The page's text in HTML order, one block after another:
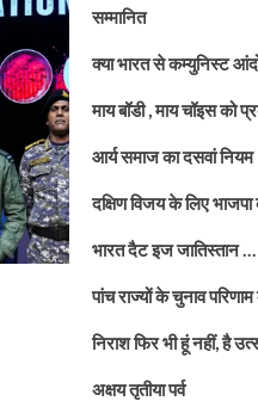
सम्मानित
क्या भारत से कम्युनिस्ट
माय बॉडी , माय चॉइस को
आर्य समाज का दसवां नियम
दक्षिण विजय के लिए भाजपा
भारत दैट इज जातिस्तान …
पांच राज्यों के चुनाव
निराश फिर भी हूं नहीं, है
अक्षय तृतीया पर्व